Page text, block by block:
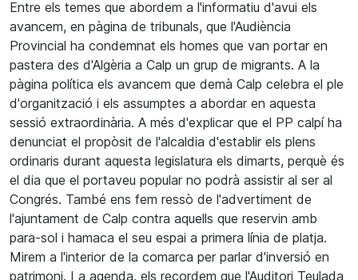
Entre els temes que abordem a l'informatiu d'avui els
avancem, en pàgina de tribunals, que l'Audiència
Provincial ha condemnat els homes que van portar en
pastera des d'Algèria a Calp un grup de migrants. A la
pàgina política els avancem que demà Calp celebra el ple
d'organització i els assumptes a abordar en aquesta
sessió extraordinària. A més d'explicar que el PP calpí ha
denunciat el propòsit de l'alcaldia d'establir els plens
ordinaris durant aquesta legislatura els dimarts, perquè és
el dia que el portaveu popular no podrà assistir al ser al
Congrés. També ens fem ressò de l'advertiment de
l'ajuntament de Calp contra aquells que reservin amb
para-sol i hamaca el seu espai a primera línia de platja.
Mirem a l'interior de la comarca per parlar d'inversió en
patrimoni. I a agenda, els recordem que l'Auditori Teulada